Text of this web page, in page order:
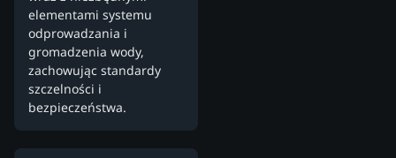
elementami systemu
odprowadzania i
gromadzenia wody,
zachowując standardy
szczelności i
bezpieczeństwa.